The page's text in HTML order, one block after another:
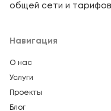
общей сети и
Навигация
О нас
Услуги
Проекты
Блог